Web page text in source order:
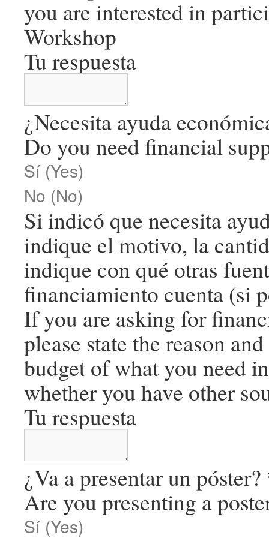
you are interested in
Workshop
Tu respuesta
¿Necesita ayuda
Do you need financial
Sí (Yes)
No (No)
Si indicó que necesita
indique el motivo, la
indique con qué otras
financiamiento cuenta (si
If you are asking for
please state the reason
budget of what you need
whether you have other
Tu respuesta
¿Va a presentar un póster?
Are you presenting a
Sí (Yes)